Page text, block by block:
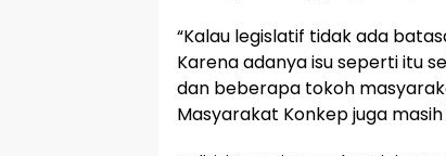
“Kalau legislatif tidak ada
Karena adanya isu seperti itu
dan beberapa tokoh
Masyarakat Konkep juga masih